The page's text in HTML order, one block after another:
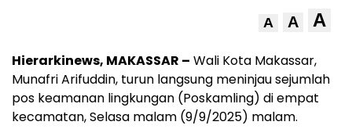
A A A
Hierarkinews, MAKASSAR – Wali Kota Makassar,
Munafri Arifuddin, turun langsung meninjau sejumlah
pos keamanan lingkungan (Poskamling) di empat
kecamatan, Selasa malam (9/9/2025) malam.